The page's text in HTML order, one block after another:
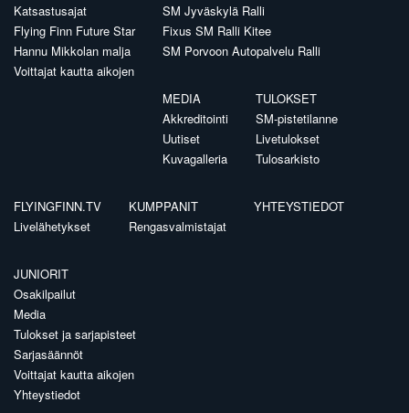
Katsastusajat
Flying Finn Future Star
Hannu Mikkolan malja
Voittajat kautta aikojen
SM Jyväskylä Ralli
Fixus SM Ralli Kitee
SM Porvoon Autopalvelu Ralli
MEDIA
Akkreditointi
Uutiset
Kuvagalleria
TULOKSET
SM-pistetilanne
Livetulokset
Tulosarkisto
FLYINGFINN.TV
Livelähetykset
KUMPPANIT
Rengasvalmistajat
YHTEYSTIEDOT
JUNIORIT
Osakilpailut
Media
Tulokset ja sarjapisteet
Sarjasäännöt
Voittajat kautta aikojen
Yhteystiedot